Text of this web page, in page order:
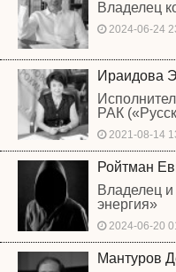
Владелец
2024-06-24
Ираидова
РАК
2021-08-14
Ройтман
Владелец
энергия»
2024-06-20
Мантуров